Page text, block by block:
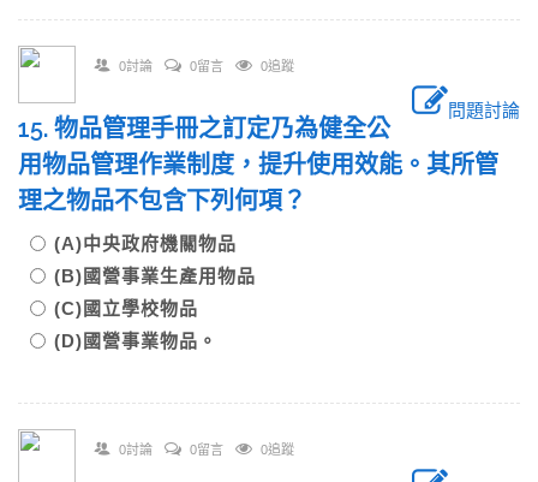
0討論 0留言 0追蹤
問題討論
15. 物品管理手冊之訂定乃為健全公
用物品管理作業制度，提升使用效能。其所管
理之物品不包含下列何項？
(A)中央政府機關物品
(B)國營事業生產用物品
(C)國立學校物品
(D)國營事業物品。
0討論 0留言 0追蹤